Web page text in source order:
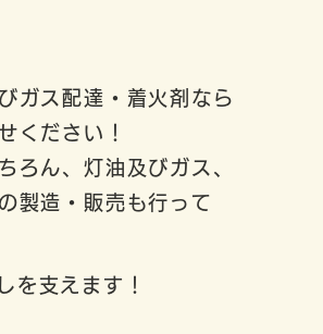
ガス配達・着火剤なら
ください！
ろん、灯油及びガス、
製造 ​・販売も行って
を支えます！